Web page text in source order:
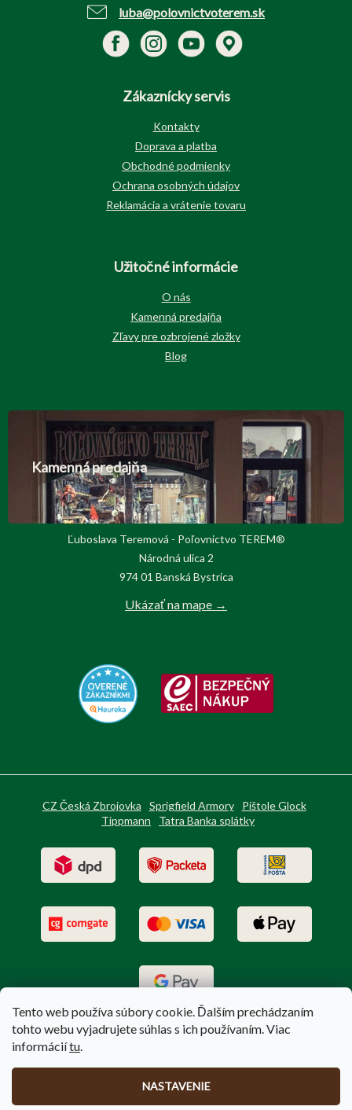
Tento web používa súbory cookie. Ďalším prechádzaním
tohto webu vyjadrujete súhlas s ich používaním. Viac
informáciítu.
NASTAVENIE
luba@polovnictvoterem.sk
Zákaznícky servis
Kontakty
Doprava a platba
Obchodné podmienky
Ochrana osobných údajov
Reklamácia a vrátenie tovaru
Užitočné informácie
O nás
Kamenná predajňa
Zľavy pre ozbrojené zložky
Blog
Kamenná predajňa
Ľuboslava Teremová - Poľovnictvo TEREM®
Národná ulica 2
974 01 Banská Bystrica
Ukázať na mape →
CZ Česká Zbrojovka Sprigfield Armory
Pištole Glock
Tippmann
Tatra Banka splátky